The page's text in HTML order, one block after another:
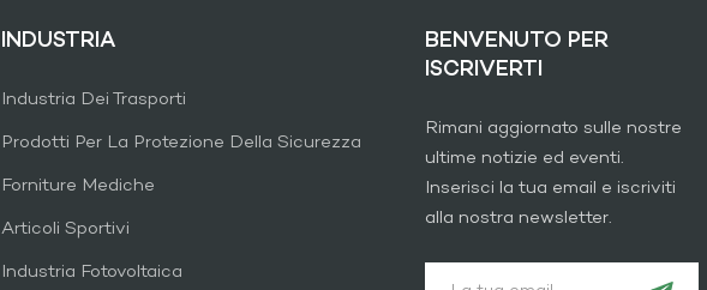
INDUSTRIA
Industria Dei Trasporti
Prodotti Per La Protezione Della Sicurezza
Forniture Mediche
Articoli Sportivi
Industria Fotovoltaica
BENVENUTO PER
ISCRIVERTI
Rimani aggiornato sulle nostre
ultime notizie ed eventi.
Inserisci la tua email e iscriviti
alla nostra newsletter.